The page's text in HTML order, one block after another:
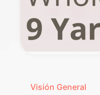
Visión General